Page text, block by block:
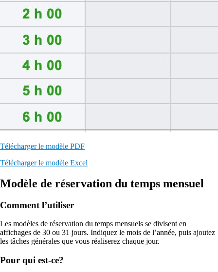
Télécharger le modèle PDF
Télécharger le modèle Excel
Modèle de réservation du temps mensuel
Comment l’utiliser
Les modèles de réservation du temps mensuels se divisent en
affichages de 30 ou 31 jours. Indiquez le mois de l’année, puis ajoutez
les tâches générales que vous réaliserez chaque jour.
Pour qui est-ce?